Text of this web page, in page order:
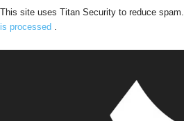
This site uses Titan Security to reduce spam.
is processed .